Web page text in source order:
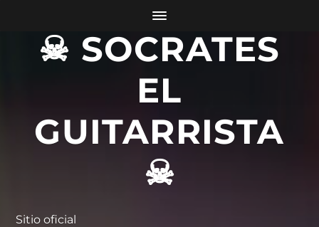
☠ SOCRATES
EL
GUITARRISTA
☠
Sitio oficial